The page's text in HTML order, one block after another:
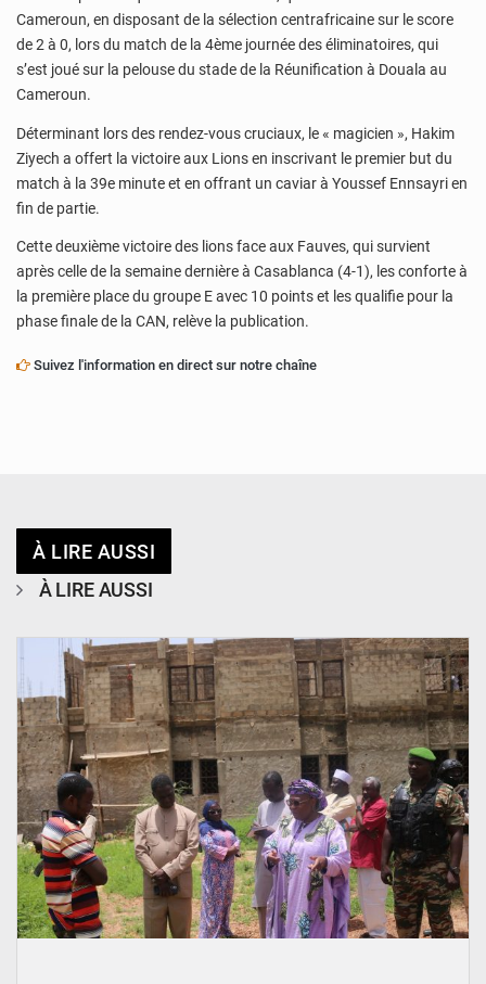
Cameroun, en disposant de la sélection centrafricaine sur le score
de 2 à 0, lors du match de la 4ème journée des éliminatoires, qui
s’est joué sur la pelouse du stade de la Réunification à Douala au
Cameroun.
Déterminant lors des rendez-vous cruciaux, le « magicien », Hakim
Ziyech a offert la victoire aux Lions en inscrivant le premier but du
match à la 39e minute et en offrant un caviar à Youssef Ennsayri en
fin de partie.
Cette deuxième victoire des lions face aux Fauves, qui survient
après celle de la semaine dernière à Casablanca (4-1), les conforte à
la première place du groupe E avec 10 points et les qualifie pour la
phase finale de la CAN, relève la publication.
Suivez l'information en direct sur notre chaîne
À LIRE AUSSI
À LIRE AUSSI